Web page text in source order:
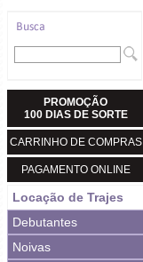
PROMOÇÃO
100 DIAS DE SORTE
CARRINHO DE COMPRAS
PAGAMENTO ONLINE
Locação de Trajes
Debutantes
Noivas